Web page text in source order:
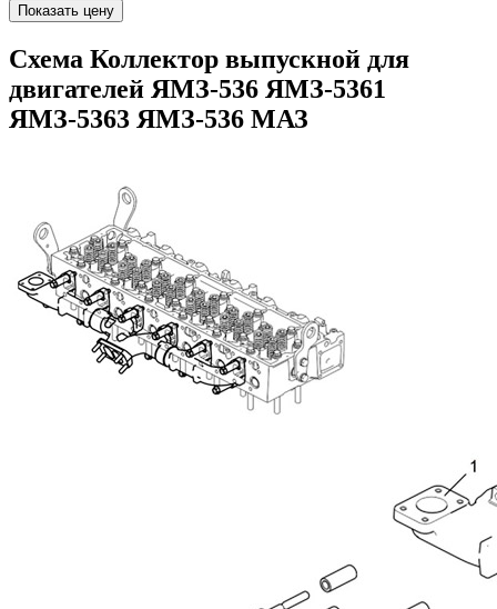
Показать цену
Схема Коллектор выпускной для
двигателей ЯМЗ-536 ЯМЗ-5361
ЯМЗ-5363 ЯМЗ-536 МАЗ